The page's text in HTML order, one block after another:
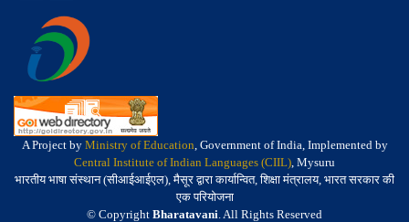
A Project by Ministry of Education, Government of India, Implemented by
Central Institute of Indian Languages (CIIL), Mysuru
भारतीय भाषा संस्थान (सीआईआईएल), मैसूर द्वारा कार्यान्वित, शिक्षा मंत्रालय, भारत सरकार की
एक परियोजना
© Copyright Bharatavani. All Rights Reserved